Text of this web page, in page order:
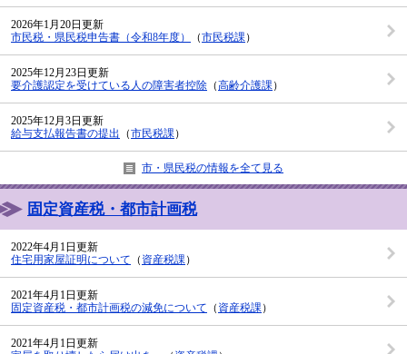
2026年1月20日更新
市民税・県民税申告書（令和8年度）
（市民税課）
2025年12月23日更新
要介護認定を受けている人の障害者控除 （高齢介護課）
2025年12月3日更新
給与支払報告書の提出 （市民税課）
市・県民税の情報を全て見る
固定資産税・都市計画税
2022年4月1日更新
住宅用家屋証明について （ 資産税課）
2021年4月1日更新
固定資産税・都市計画税の減免について （ 資産税課）
2021年4月1日更新